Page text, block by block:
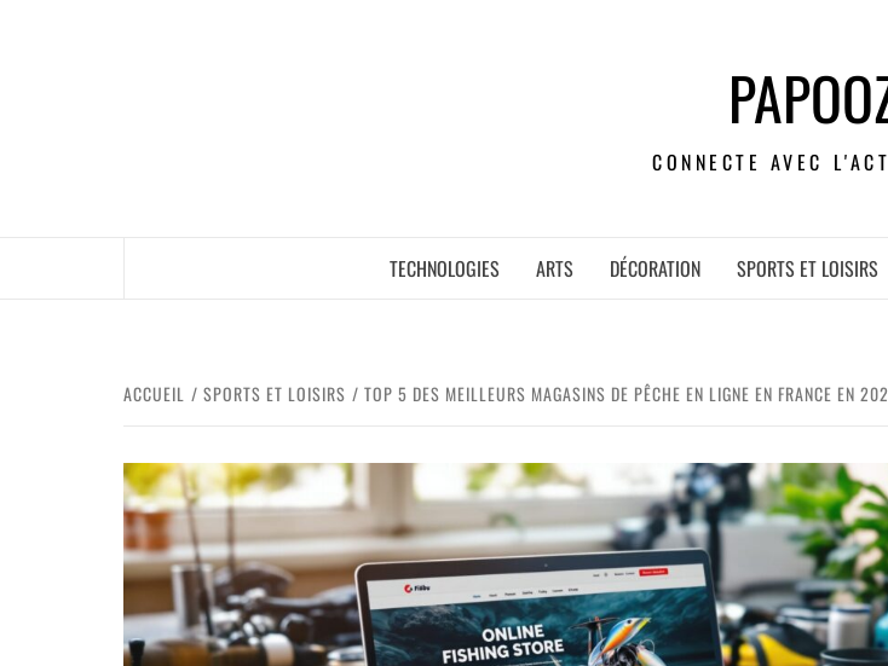
CONNECTE AVEC
TECHNOLOGIES ARTS DÉCORATION SPORTS ET LOISIRS
ACCUEIL SPORTS ET LOISIRS TOP 5 DES MEILLEURS MAGASINS DE PÊCHE EN LIGNE EN FRANCE EN